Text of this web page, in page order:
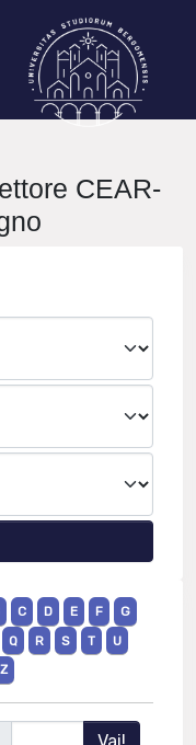
CEAR-
C D E F
G
Q R S T
U
Z